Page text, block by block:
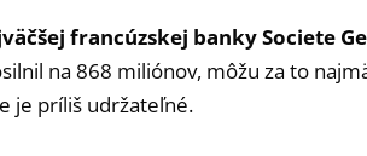
francúzskej banky Societe
na 868 miliónov, môžu za to
je príliš udržateľné.